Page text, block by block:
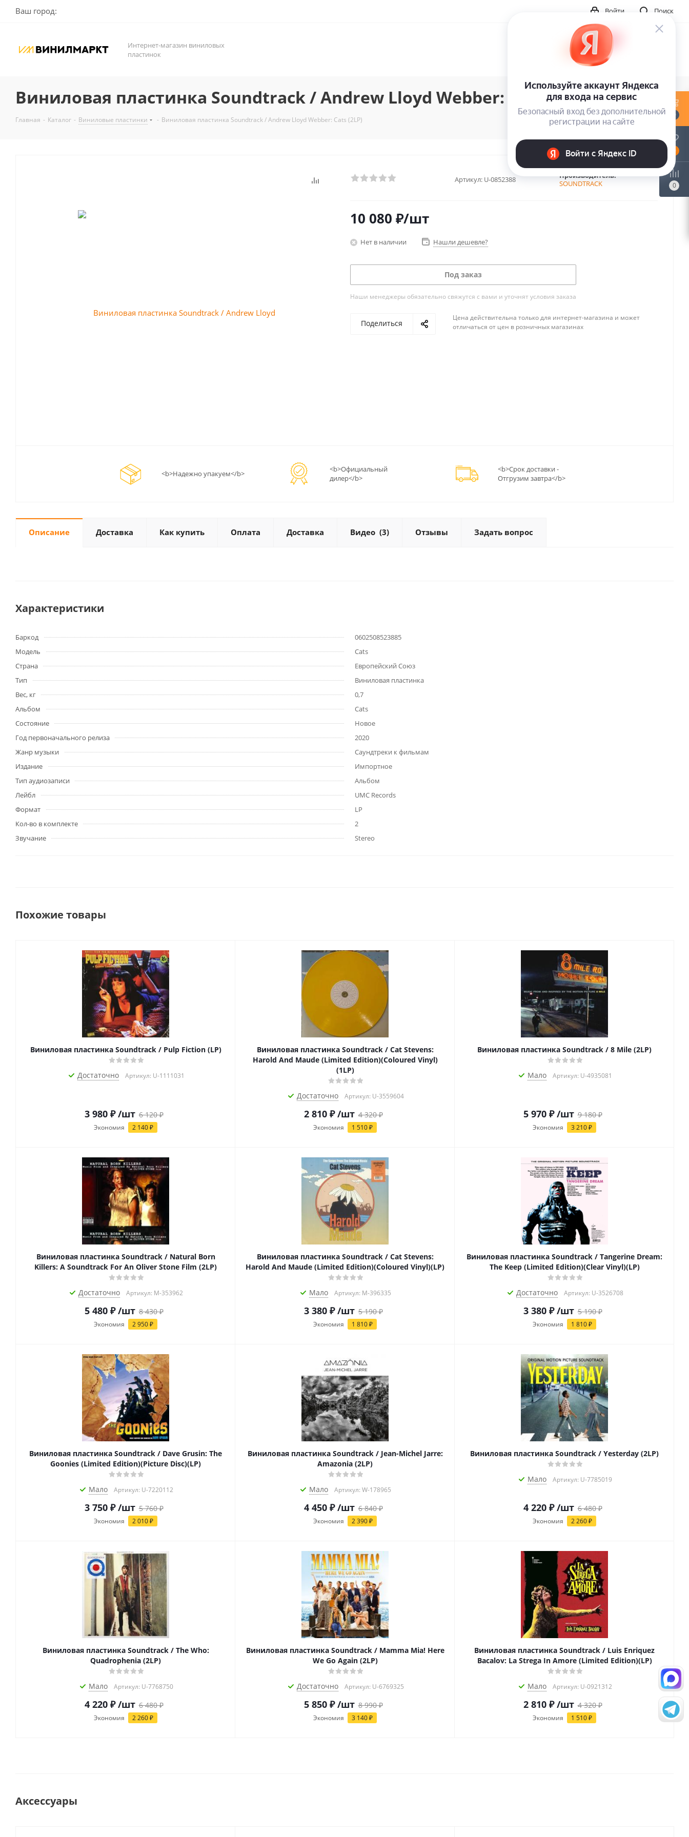
Ваш город: Поиск
Войти
Интернет-магазин виниловых
пластинок
Виниловая пластинка Soundtrack / Andrew Lloyd Webber: Cats (2LP)
Главная - Каталог - Виниловые пластинки - Виниловая пластинка Soundtrack / Andrew Lloyd Webber: Cats (2LP)
Артикул: U-0852388
Производитель:
SOUNDTRACK
10 080 ₽/шт
Нет в наличии Нашли дешевле?
Под заказ
Наши менеджеры обязательно свяжутся с вами и уточнят условия заказа
Поделиться
Цена действительна только для интернет-магазина и может
отличаться от цен в розничных магазинах
<b>Надежно упакуем</b>
<b>Официальный
дилер</b>
<b>Срок доставки -
Отгрузим завтра</b>
Описание Доставка Как купить Оплата Доставка Видео (3) Отзывы Задать вопрос
Характеристики
Баркод
0602508523885
Модель
Cats
Страна
Европейский Союз
Тип
Виниловая пластинка
Вес, кг
0,7
Альбом
Cats
Состояние
Новое
Год первоначального релиза
2020
Жанр музыки
Саундтреки к фильмам
Издание
Импортное
Тип аудиозаписи
Альбом
Лейбл
UMC Records
Формат
LP
Кол-во в комплекте
2
Звучание
Stereo
Похожие товары
Виниловая пластинка Soundtrack / Pulp Fiction (LP)
Достаточно Артикул: U-1111031
3 980₽ /шт 6 120₽
Экономия 2 140₽
Виниловая пластинка Soundtrack / Cat Stevens:
Harold And Maude (Limited Edition)(Coloured Vinyl)
(1LP)
Достаточно Артикул: U-3559604
2 810₽ /шт 4 320₽
Экономия 1 510₽
Виниловая пластинка Soundtrack / 8 Mile (2LP)
Мало Артикул: U-4935081
5 970₽ /шт 9 180₽
Экономия 3 210₽
Виниловая пластинка Soundtrack / Natural Born
Killers: A Soundtrack For An Oliver Stone Film (2LP)
Достаточно Артикул: M-353962
5 480₽ /шт 8 430₽
Экономия 2 950₽
Виниловая пластинка Soundtrack / Cat Stevens:
Harold And Maude (Limited Edition)(Coloured Vinyl)(LP)
Мало Артикул: M-396335
3 380₽ /шт 5 190₽
Экономия 1 810₽
Виниловая пластинка Soundtrack / Tangerine Dream:
The Keep (Limited Edition)(Clear Vinyl)(LP)
Достаточно Артикул: U-3526708
3 380₽ /шт 5 190₽
Экономия 1 810₽
Виниловая пластинка Soundtrack / Dave Grusin: The
Goonies (Limited Edition)(Picture Disc)(LP)
Мало Артикул: U-7220112
3 750₽ /шт 5 760₽
Экономия 2 010₽
Виниловая пластинка Soundtrack / Jean-Michel Jarre:
Amazonia (2LP)
Мало Артикул: W-178965
4 450₽ /шт 6 840₽
Экономия 2 390₽
Виниловая пластинка Soundtrack / Yesterday (2LP)
Мало Артикул: U-7785019
4 220₽ /шт 6 480₽
Экономия 2 260₽
Виниловая пластинка Soundtrack / The Who:
Quadrophenia (2LP)
Мало Артикул: U-7768750
4 220₽ /шт 6 480₽
Экономия 2 260₽
Виниловая пластинка Soundtrack / Mamma Mia! Here
We Go Again (2LP)
Достаточно Артикул: U-6769325
5 850₽ /шт 8 990₽
Экономия 3 140₽
Виниловая пластинка Soundtrack / Luis Enriquez
Bacalov: La Strega In Amore (Limited Edition)(LP)
Мало Артикул: U-0921312
2 810₽ /шт 4 320₽
Экономия 1 510₽
Аксессуары
0
0
0